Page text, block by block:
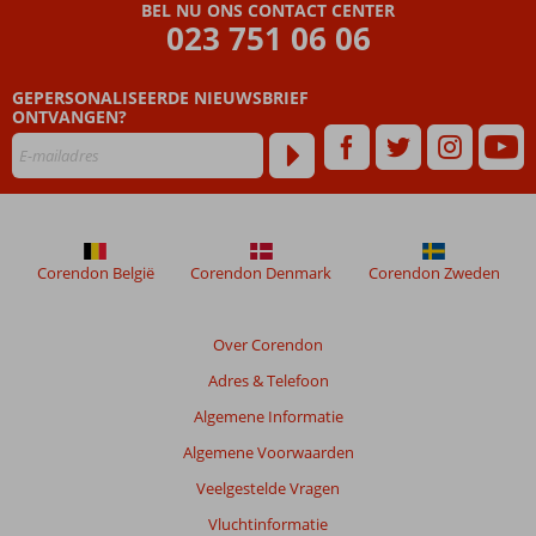
BEL NU ONS CONTACT CENTER
023 751 06 06
GEPERSONALISEERDE NIEUWSBRIEF
ONTVANGEN?
Over Corendon
Adres & Telefoon
Algemene Informatie
Algemene Voorwaarden
Veelgestelde Vragen
Vluchtinformatie
Corendon België Corendon Denmark Corendon Zweden